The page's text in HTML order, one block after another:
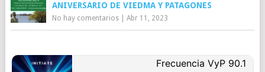
ANIVERSARIO DE VIEDMA Y PATAGONES
No hay comentarios| Abr 11, 2023